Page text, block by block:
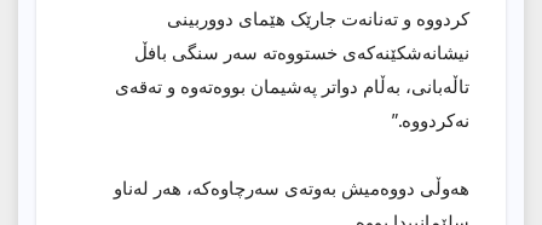
کردووە و تەنانەت جارێک هێمای دووربینی
نیشانەشکێنەکەی خستووەتە سەر سنگی بافڵ
تاڵەبانی، بەڵام دواتر پەشیمان بووەتەوە و تەقەی
نەکردووە.”
هەوڵی دووەمیش بەوتەی سەرچاوەکە، هەر لەناو